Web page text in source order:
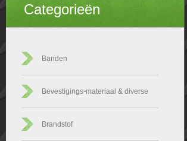
Categorieën
Banden
Bevestigings-materiaal & diverse
Brandstof